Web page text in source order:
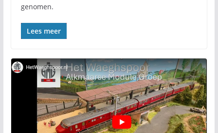
genomen.
Lees meer